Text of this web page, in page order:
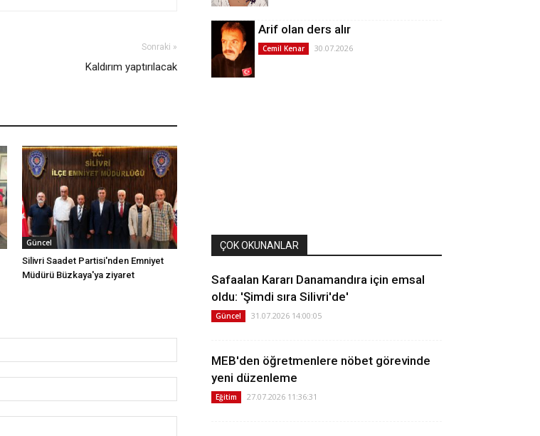
Sonraki »
Kaldırım yaptırılacak
Güncel
Silivri Saadet Partisi'nden Emniyet
Müdürü Büzkaya'ya ziyaret
Arif olan ders alır
Cemil Kenar 30.07.2026
ÇOK OKUNANLAR
Safaalan Kararı Danamandıra için emsal
oldu: 'Şimdi sıra Silivri'de'
Güncel 31.07.2026 14:00:05
MEB'den öğretmenlere nöbet görevinde
yeni düzenleme
Eğitim 27.07.2026 11:36:31